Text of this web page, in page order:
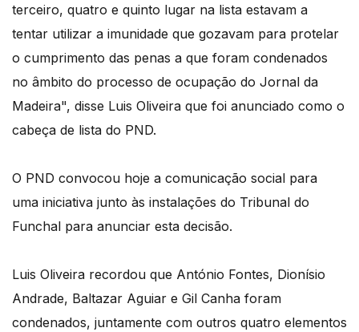
terceiro, quatro e quinto lugar na lista estavam a
tentar utilizar a imunidade que gozavam para protelar
o cumprimento das penas a que foram condenados
no âmbito do processo de ocupação do Jornal da
Madeira", disse Luis Oliveira que foi anunciado como o
cabeça de lista do PND.
O PND convocou hoje a comunicação social para
uma iniciativa junto às instalações do Tribunal do
Funchal para anunciar esta decisão.
Luis Oliveira recordou que António Fontes, Dionísio
Andrade, Baltazar Aguiar e Gil Canha foram
condenados, juntamente com outros quatro elementos